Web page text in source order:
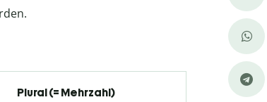
Plural (= Mehrzahl)